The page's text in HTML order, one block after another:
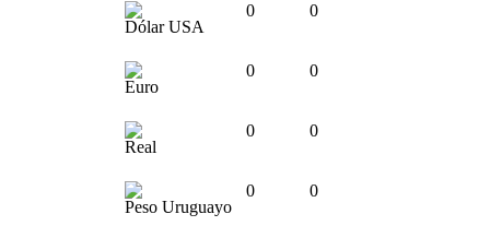
Dólar USA
0 0
Euro
0 0
Real
0 0
Peso Uruguayo
0 0